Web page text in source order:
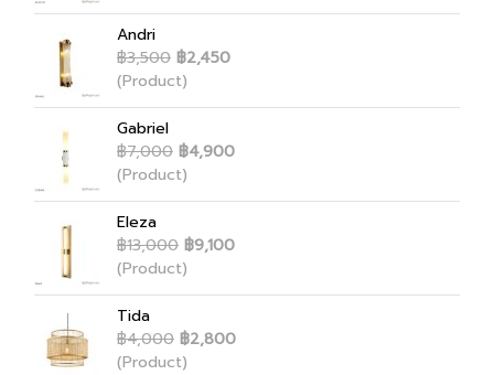
Andri
฿3,500 ฿2,450
(Product)
Gabriel
฿7,000 ฿4,900
(Product)
Eleza
฿13,000 ฿9,100
(Product)
Tida
฿4,000 ฿2,800
(Product)